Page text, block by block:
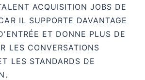
ACQUISITION JOBS DE
IL SUPPORTE DAVANTAGE
ET DONNE PLUS DE
LES CONVERSATIONS
LES STANDARDS DE